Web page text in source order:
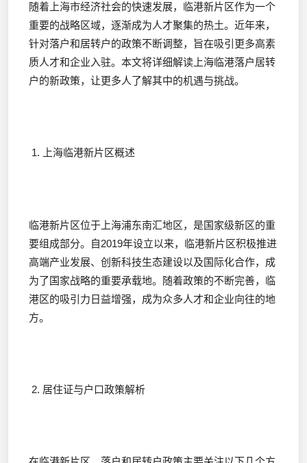
随着上海市经济社会的快速发展，临港新片区作为一个
重要的战略区域，逐渐成为人才聚集的热土。近年来，
针对落户和居转户的政策不断调整，旨在吸引更多高素
质人才和企业入驻。本文将详细解读上海临港落户居转
户的新政策，让更多人了解其中的机遇与挑战。
1. 上海临港新片区概述
临港新片区位于上海浦东南汇地区，是国家级新区的重
要组成部分。自2019年设立以来，临港新片区积极推进
高端产业发展、创新科技生态建设以及国际化合作，成
为了国家战略的重要承载地。随着政策的不断完善，临
港区的吸引力日益增强，成为众多人才和企业向往的地
方。
2. 居住证与户口政策解析